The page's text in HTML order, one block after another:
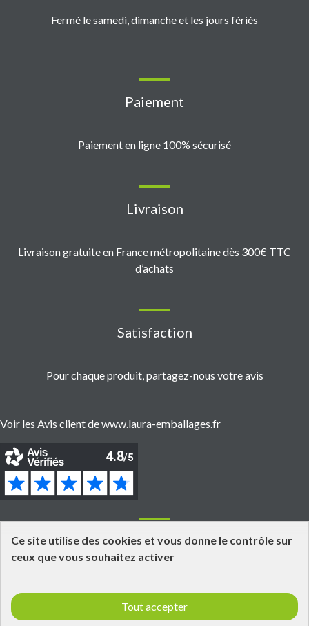
Fermé le samedi, dimanche et les jours fériés
Paiement
Paiement en ligne 100% sécurisé
Livraison
Livraison gratuite en France métropolitaine dès 300€ TTC
d’achats
Satisfaction
Pour chaque produit, partagez-nous votre avis
Voir les Avis client de www.laura-emballages.fr
Informations
Click and Collect
Livraisons et retours
Informations légales
Ce site utilise des cookies et vous donne le contrôle sur
ceux que vous souhaitez activer
Tout accepter